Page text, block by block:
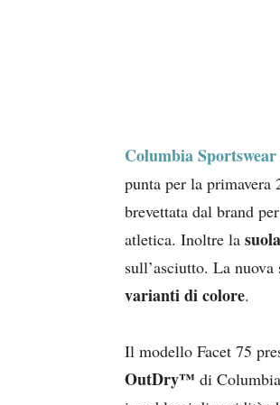
Columbia Sportswear
punta per la
brevettata dal brand
atletica. Inoltre la
sull’asciutto. La
varianti di colore.
Il modello Facet 75
OutDry™ di